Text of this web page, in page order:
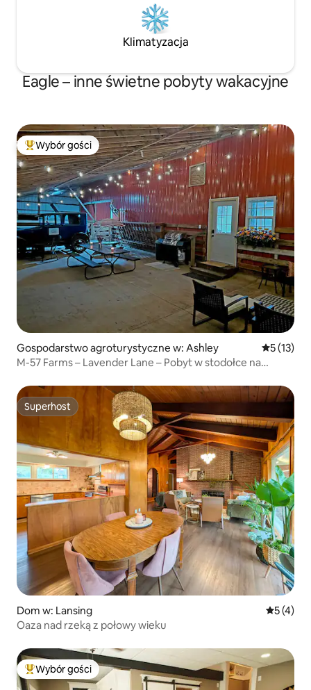
Klimatyzacja
Eagle – inne świetne pobyty wakacyjne
Najpopularniejsze z kategorii Wybór gości
Wybór gości
Gospodarstwo agroturystyczne w: Ashley Średnia
5 (13)
M-57 Farms – Lavender Lane – Pobyt w stodołce na
Superhost
Superhost
Dom w: Lansing Średnia
5 (4)
Oaza nad rzeką z połowy wieku
Najpopularniejsze z kategorii Wybór gości
Wybór gości